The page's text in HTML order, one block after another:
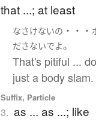
that ...; at least
なさけないの ・・・
ださないでよ。
That's pitiful ...
just a body slam.
Suffix, Particle
3. as ... as ...; like